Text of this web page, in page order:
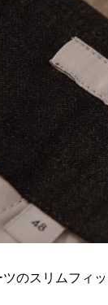
のスリムフィッ